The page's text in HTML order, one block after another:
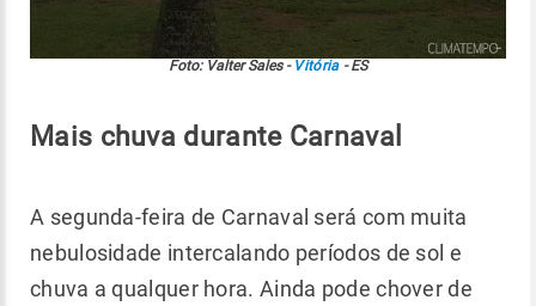
Foto: Valter Sales - Vitória- ES
Mais chuva durante Carnaval
A segunda-feira de Carnaval será com muita
nebulosidade intercalando períodos de sol e
chuva a qualquer hora. Ainda pode chover de